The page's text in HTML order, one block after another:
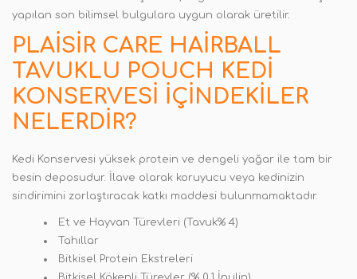
yapılan son bilimsel bulgulara uygun olarak üretilir.
PLAISIR CARE HAIRBALL
TAVUKLU POUCH KEDI
KONSERVESI İÇINDEKILER
NELERDIR?
Kedi Konservesi yüksek protein ve dengeli yağar ile tam bir
besin deposudur. İlave olarak koruyucu veya kedinizin
sindirimini zorlaştıracak katkı maddesi bulunmamaktadır.
Et ve Hayvan Türevleri (Tavuk% 4)
Tahıllar
Bitkisel Protein Ekstreleri